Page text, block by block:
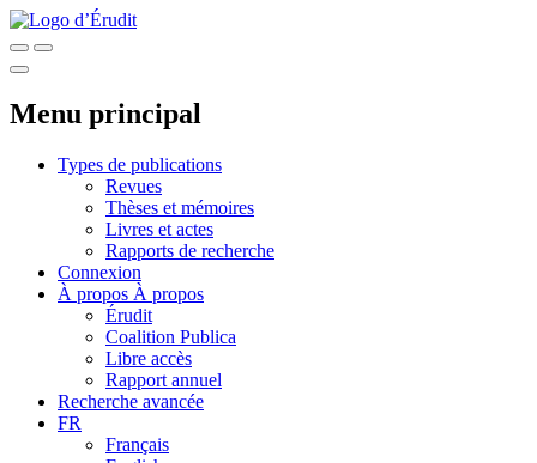
Menu principal
Types de publications
Revues
Thèses et mémoires
Livres et actes
Rapports de recherche
Connexion
À propos À propos
Érudit
Coalition Publica
Libre accès
Rapport annuel
Recherche avancée
FR
Français